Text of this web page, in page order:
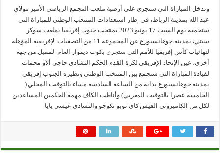
وتدخل المباراة التي ستجرى على أرضية ملعب المجمع الرياضي الأمير مولاي
عبد الله بمدينة الرباط، في إطار استعدادات المنتخب الوطني للمباراة التي
ستجمعه يوم السبت 17 يونيو 2023 بمنتخب جنوب إفريقيا بملعب سوكر
سيتي، بمدينة جوهانسبورغ عن المجموعة 11 من التصفيات الإفريقية المؤهلة
لنهائيات كأس إفريقيا للأمم التي ستجرى بكوت ديفوار العام المقبل.من جهة
أخرى، عين الإتحاد الإفريقي لكرة القدم الحكم التشادي حاجي ألاو محمات
لقيادة المباراة التي ستجمع بين المنتخب الوطني ونظيره الجنوب إفريقي
بمدينة جوهانسبورغ بداية من الساعة السادسة مساء بالتوقيت المحلي (
الخامسة عصرا بالتوقيت المغربي).وأناطت الكاف مهمة الحكمين المساعدين
لكل من الكاميروني الفيس كاي نوبو نكوجو والتشادي عيسى يايا